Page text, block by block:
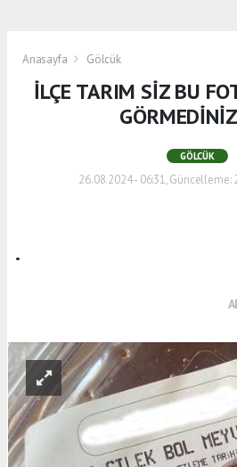
Anasayfa Gölcük
İLÇE TARIM SİZ BU
GÖLCÜK
26.08.2024 - 06:31, Güncelleme:
.